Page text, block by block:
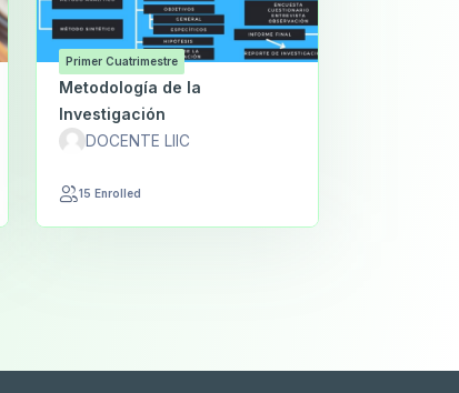
Primer Cuatrimestre
Metodología de la
Investigación
DOCENTE LIIC
15 Enrolled